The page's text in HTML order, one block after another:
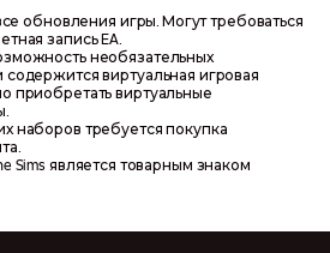
обновления игры. Могут требоваться
запись EA.
необязательных
содержится виртуальная игровая
приобретать виртуальные
наборов требуется покупка
Sims является товарным знаком